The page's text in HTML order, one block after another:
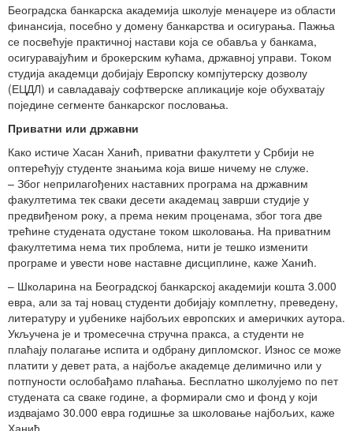
Београдска банкарска академија школује менаџере из области
финансија, посебно у домену банкарства и осигурања. Пажња
се посвећује практичној настави која се обавља у банкама,
осигуравајућим и брокерским кућама, државној управи. Током
студија академци добијају Европску компјутерску дозволу
(ЕЦДЛ) и савладавају софтверске апликације које обухватају
поједине сегменте банкарског пословања.
Приватни или државни
Како истиче Хасан Ханић, приватни факултети у Србији не
оптерећују студенте знањима која више ничему не служе.
– Због неприлагођених наставних програма на државним
факултетима тек сваки десети академац заврши студије у
предвиђеном року, а према неким проценама, због тога две
трећине студената одустане током школовања. На приватним
факултетима нема тих проблема, нити је тешко изменити
програме и увести нове наставне дисциплине, каже Ханић.
– Школарина на Београдској банкарској академији кошта 3.000
евра, али за тај новац студенти добијају комплетну, преведену,
литературу и уџбенике најбољих европских и америчких аутора.
Укључена је и тромесечна стручна пракса, а студенти не
плаћају полагање испита и одбрану дипломског. Износ се може
платити у девет рата, а најбоље академце делимично или у
потпуности ослобађамо плаћања. Бесплатно школујемо по пет
студената са сваке године, а формирали смо и фонд у који
издвајамо 30.000 евра годишње за школовање најбољих, каже
Ханић.